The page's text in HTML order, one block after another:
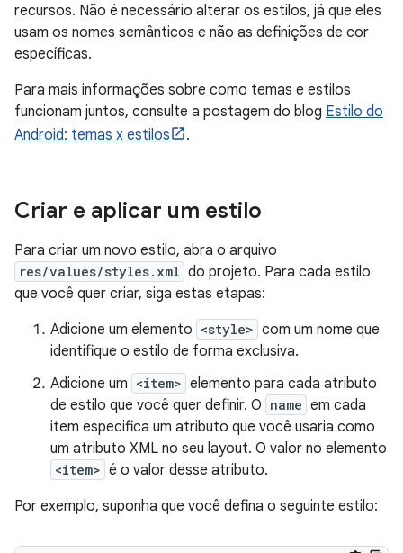
recursos. Não é necessário alterar os estilos, já que eles
usam os nomes semânticos e não as definições de cor
específicas.
Para mais informações sobre como temas e estilos
funcionam juntos, consulte a postagem do blog Estilo do
Android: temas x estilos
.
Criar e aplicar um estilo
Para criar um novo estilo, abra o arquivo
res/values/styles.xml do projeto. Para cada estilo
que você quer criar, siga estas etapas:
Adicione um elemento <style> com um nome que
identifique o estilo de forma exclusiva.
Adicione um <item> elemento para cada atributo
de estilo que você quer definir. O name em cada
item especifica um atributo que você usaria como
um atributo XML no seu layout. O valor no elemento
<item> é o valor desse atributo.
Por exemplo, suponha que você defina o seguinte estilo: